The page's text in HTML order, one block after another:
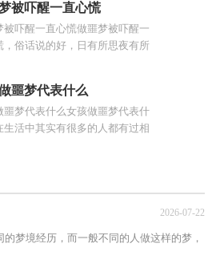
被吓醒一直心慌
被吓醒一直心慌做噩梦被吓醒一
，俗话说的好，日有所思夜有所
噩梦代表什么
噩梦代表什么女孩做噩梦代表什
生活中其实有很多的人都有过相
2026-07-22
梦境经历，而一般不同的人做这样的梦，